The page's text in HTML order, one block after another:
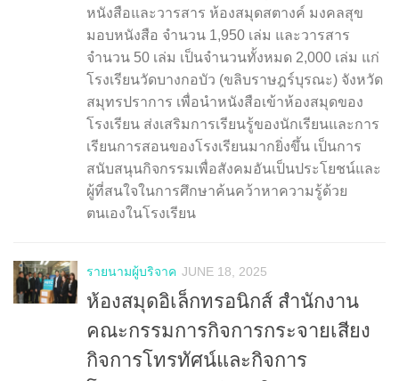
หนังสือและวารสาร ห้องสมุดสตางค์ มงคลสุข
มอบหนังสือ จำนวน 1,950 เล่ม และวารสาร
จำนวน 50 เล่ม เป็นจำนวนทั้งหมด 2,000 เล่ม แก่
โรงเรียนวัดบางกอบัว (ขลิบราษฎร์บุรณะ) จังหวัด
สมุทรปราการ เพื่อนำหนังสือเข้าห้องสมุดของ
โรงเรียน ส่งเสริมการเรียนรู้ของนักเรียนและการ
เรียนการสอนของโรงเรียนมากยิ่งขึ้น เป็นการ
สนับสนุนกิจกรรมเพื่อสังคมอันเป็นประโยชน์และ
ผู้ที่สนใจในการศึกษาค้นคว้าหาความรู้ด้วย
ตนเองในโรงเรียน
รายนามผู้บริจาค JUNE 18, 2025
ห้องสมุดอิเล็กทรอนิกส์ สำนักงาน
คณะกรรมการกิจการกระจายเสียง
กิจการโทรทัศน์และกิจการ